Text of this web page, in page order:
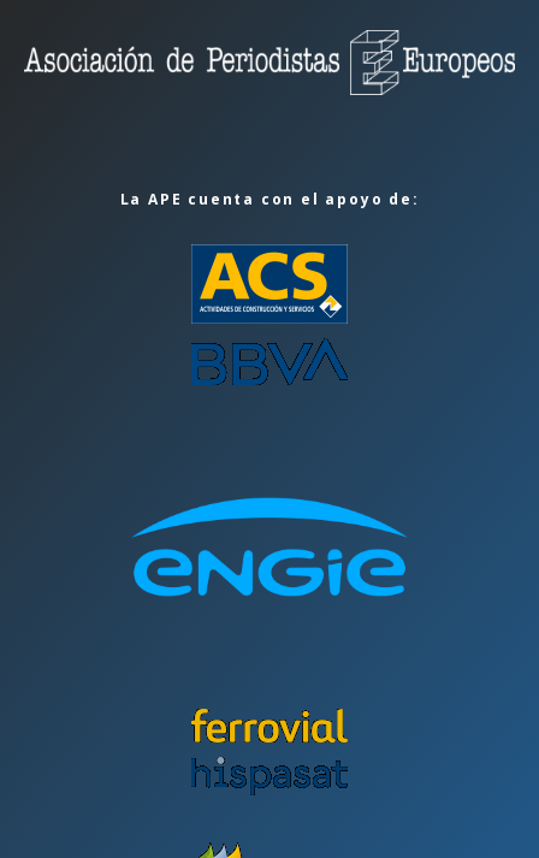
La APE cuenta con el apoyo de: